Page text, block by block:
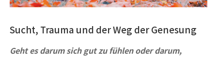
Sucht, Trauma und der Weg der Genesung
Geht es darum sich gut zu fühlen oder darum,